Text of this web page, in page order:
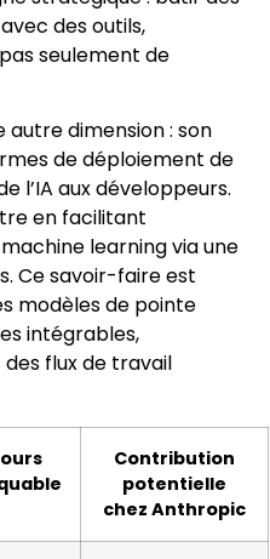
des outils,
seulement de
autre dimension : son
de déploiement de
l’IA aux développeurs.
en facilitant
learning via une
Ce savoir-faire est
modèles de pointe
intégrables,
flux de travail
Contribution
potentielle
chez Anthropic